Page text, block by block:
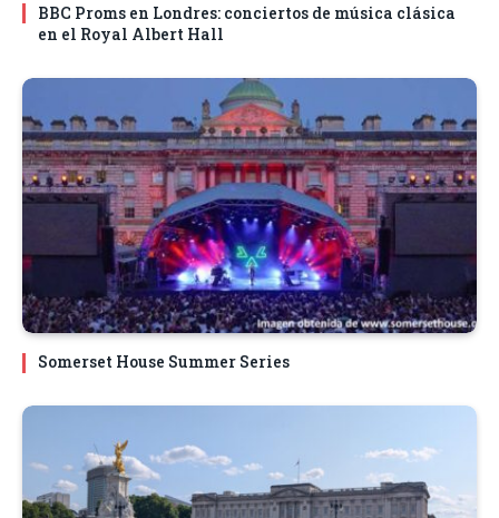
BBC Proms en Londres: conciertos de música clásica
en el Royal Albert Hall
Somerset House Summer Series